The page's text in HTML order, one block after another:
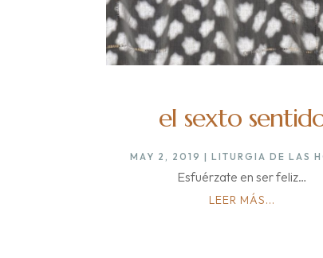
el sexto
MAY 2, 2019 |LITURGIA DE LAS
Esfuérzate en ser feliz…
LEER MÁS...